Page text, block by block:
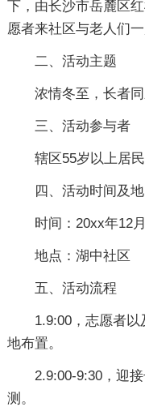
下，由长沙市岳麓区
愿者来社区与老人们
二、活动主题
浓情冬至，长者同
三、活动参与者
辖区55岁以上居民
四、活动时间及地
时间：20xx年12月
地点：湖中社区
五、活动流程
1.9:00，志愿者以
地布置。
2.9:00-9:30，迎接
测。